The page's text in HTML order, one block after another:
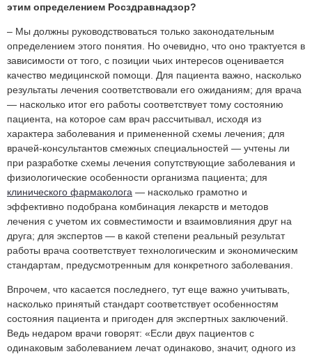
этим определением Росздравнадзор?
– Мы должны руководствоваться только законодательным
определением этого понятия. Но очевидно, что оно трактуется в
зависимости от того, с позиции чьих интересов оценивается
качество медицинской помощи. Для пациента важно, насколько
результаты лечения соответствовали его ожиданиям; для врача
— насколько итог его работы соответствует тому состоянию
пациента, на которое сам врач рассчитывал, исходя из
характера заболевания и примененной схемы лечения; для
врачей-консультантов смежных специальностей — учтены ли
при разработке схемы лечения сопутствующие заболевания и
физиологические особенности организма пациента; для
клинического фармаколога — насколько грамотно и
эффективно подобрана комбинация лекарств и методов
лечения с учетом их совместимости и взаимовлияния друг на
друга; для экспертов — в какой степени реальный результат
работы врача соответствует технологическим и экономическим
стандартам, предусмотренным для конкретного заболевания.
Впрочем, что касается последнего, тут еще важно учитывать,
насколько принятый стандарт соответствует особенностям
состояния пациента и пригоден для экспертных заключений.
Ведь недаром врачи говорят: «Если двух пациентов с
одинаковым заболеванием лечат одинаково, значит, одного из